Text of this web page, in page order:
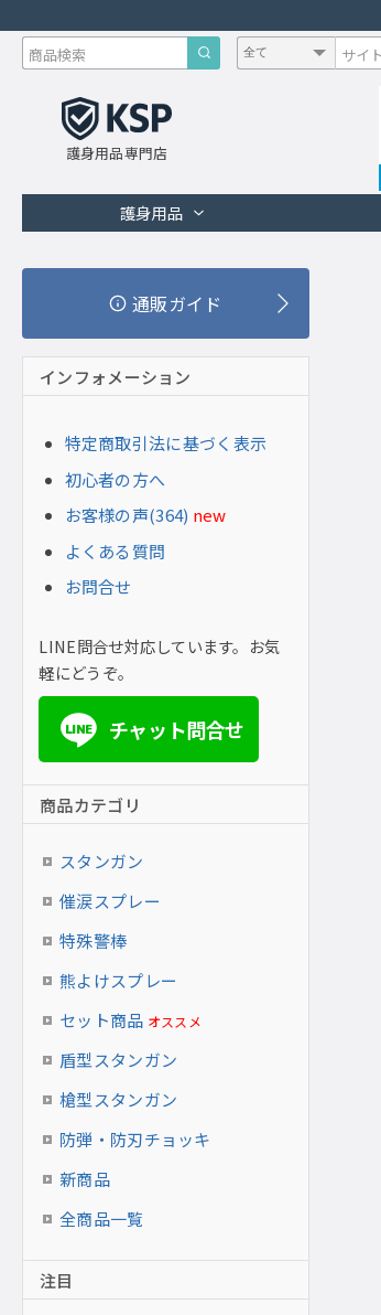
護身用品専門店
護身用品
通販ガイド
インフォメーション
特定商取引法に基づく表示
初心者の方へ
お客様の声(364) new
よくある質問
お問合せ
LINE問合せ対応しています。お気
軽にどうぞ。
LINE チャット問合せ
商品カテゴリ
スタンガン
催涙スプレー
特殊警棒
熊よけスプレー
セット商品 オススメ
盾型スタンガン
槍型スタンガン
防弾・防刃チョッキ
新商品
全商品一覧
注目